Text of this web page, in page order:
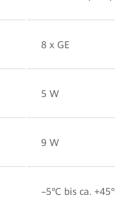
8 x GE
5 W
9 W
–5°C bis ca. +45°C